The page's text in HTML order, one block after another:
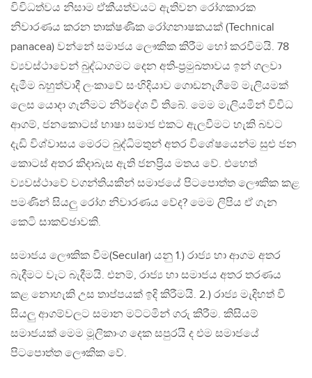
විවිධත්වය නිසාම ඒකීයත්වයට ඇතිවන රෝගකාරක
නිවාරණය කරන තාක්ෂණික රෝගනාෂකයක් (Technical
panacea) වන්නේ සමාජය ලෞකික කිරීම හෝ කරවීමයි. 78
ව්‍යවස්ථාවෙන් බුද්ධාගමට දෙන අති-ප්‍රමුඛතාවය ඉන් ගලවා
දැමීම බහුත්වාදී ලංකාවේ සංහිදියාව ගොඩනැගීමේ මැලියමක්
ලෙස යොදා ගැනීමට නිර්දේශ වී තිබේ. මෙම මැලියමින් විවිධ
ආගම්, ජනකොටස් භාෂා සමාජ එකට ඇලවීමට හැකි බවට
දැඩි විශ්වාසය මෙරට බුද්ධිමතුන් අතර විශේෂයෙන්ම සුළු ජන
කොටස් අතර කිදාබැස ඇති ජනප්‍රිය මතය වේ. එහෙත්
ව්‍යවස්ථාවේ වගන්තියකින් සමාජයේ පිටපොත්ත ලෞකික කළ
පමණින් සියලු රෝග නිවාරණය වේද? මෙම ලිපිය ඒ ගැන
කෙටි සාකච්ඡාවකි.
සමාජය ලෞකික වීම(Secular) යනු 1.) රාජ්‍ය හා ආගම අතර
බැදීමට වැට බැදීමයි. එනම්, රාජ්‍ය හා සමාජය අතර තරණය
කළ නොහැකි උස තාප්පයක් ඉදි කිරීමයි. 2.) රාජ්‍ය මැදිහත් වී
සියලු ආගම්වලට සමාන මට්ටමින් ගරු කිරීම. කිසියම්
සමාජයක් මෙම මූලිකාංග දෙක සපුරයි ද එම සමාජයේ
පිටපොත්ත ලෞකික වේ.